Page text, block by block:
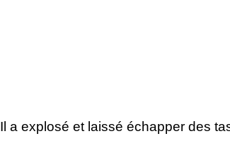
Il a explosé et laissé échapper des